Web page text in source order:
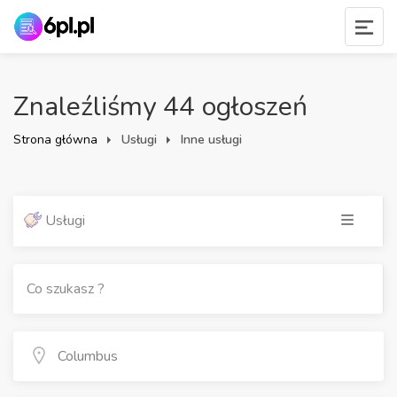
Znaleźliśmy 44 ogłoszeń
Strona główna Usługi Inne usługi
Usługi